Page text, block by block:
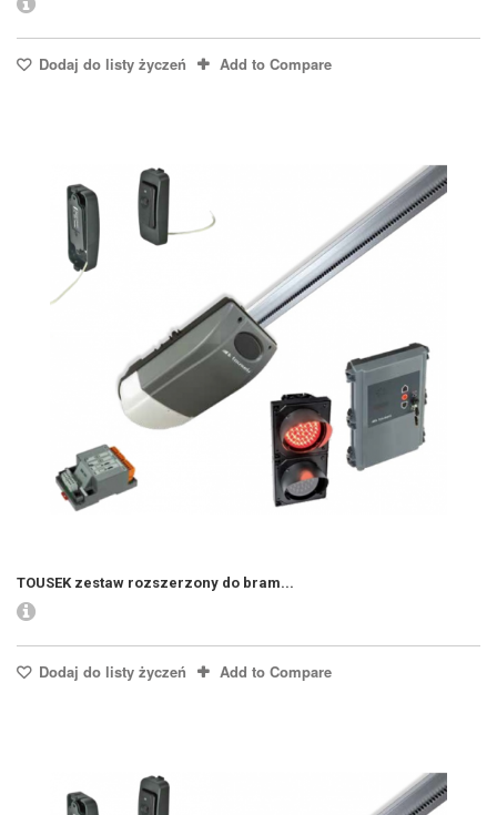
Dodaj do listy życzeń Add to Compare
TOUSEK zestaw rozszerzony do bram...
Dodaj do listy życzeń Add to Compare